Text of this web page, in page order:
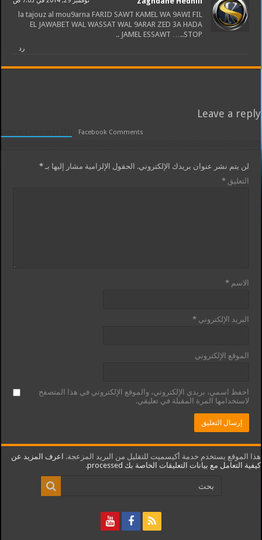
la tajouz al mou9arna FARID SAWT KAMEL WA 9AWI FIL
EL JAWABET WAL WASSAT WAL 9ARAR ZED 3A HADA
JAMEL ESSAWT …..STOP ..
رد
Leave a reply
Facebook Comments
لن يتم نشر عنوان بريدك الإلكتروني. الحقول الإلزامية مشار إليها بـ*
التعليق*
الاسم*
البريد الإلكتروني*
الموقع الإلكتروني
احفظ اسمي، بريدي الإلكتروني، والموقع الإلكتروني في هذا المتصفح
لاستخدامها المرة المقبلة في تعليقي.
هذا الموقع يستخدم خدمة أكيسميت للتقليل من البريد المزعجة. اعرف المزيد عن
كيفية التعامل مع بيانات التعليقات الخاصة بك processed
.